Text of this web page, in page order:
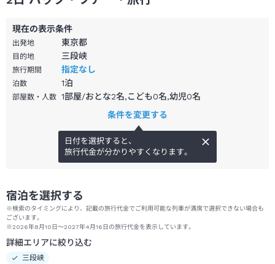
現在の表示条件
出発地 東京都
目的地 三段峡
旅行期間 指定なし
泊数 1泊
部屋数・人数 1部屋/おとな2名,こども0名,幼児0名
条件を変更する
日付を選択すると、
旅行代金が分かりやすくなります。
宿泊を選択する
※検索のタイミングにより、記載の旅行代金でご利用可能な列車が満席で選択できない場合も
ございます。
※2026年8月10日～2027年4月16日の旅行代金を表示しています。
詳細エリアに絞り込む
三段峡